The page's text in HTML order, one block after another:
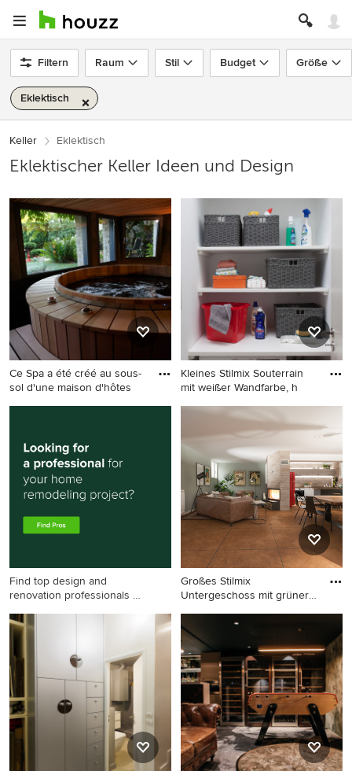
Filtern Raum Stil Budget Größe
Eklektisch
Keller Eklektisch
Eklektischer Keller Ideen und Design
Ce Spa a été créé au sous-
sol d'une maison d'hôtes
Kleiner Stilmix Keller mit
Holzdecke in Reims
Kleines Stilmix Souterrain
mit weißer Wandfarbe, h
Kleines Stilmix Souterrain mit
weißer Wandfarbe, hellem
Holzboden und beigem
Boden in Berlin
Find top design and
renovation professionals on
Großes Stilmix
Untergeschoss mit grüner
Großes Stilmix
Untergeschoss mit grüner
Wandfarbe, Porzellan-
Bodenfliesen, Kamin und
braunem Boden in Mailand